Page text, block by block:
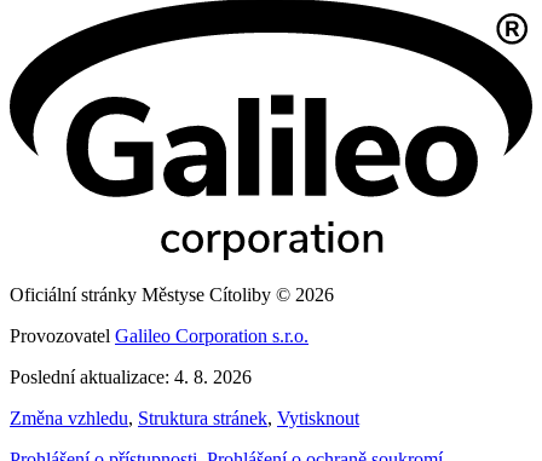
Oficiální stránky Městyse Cítoliby © 2026
Provozovatel Galileo Corporation s.r.o.
Poslední aktualizace: 4. 8. 2026
Změna vzhledu, Struktura stránek, Vytisknout